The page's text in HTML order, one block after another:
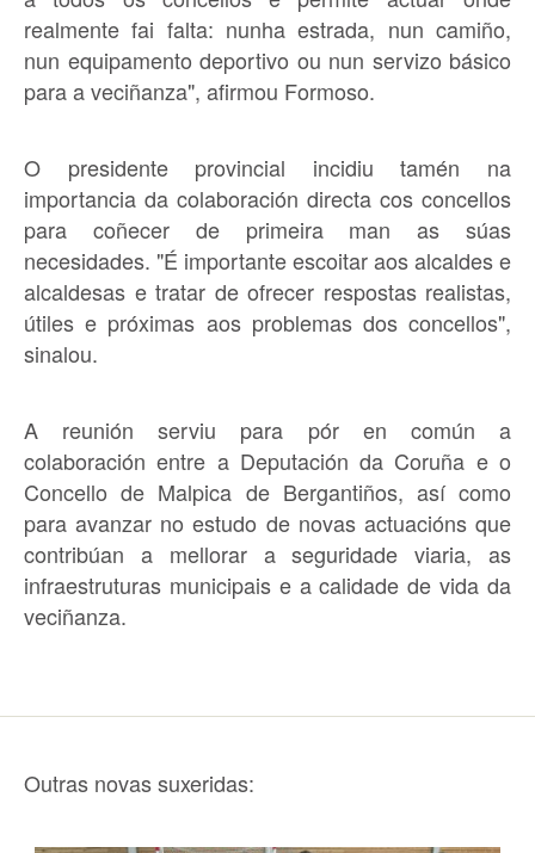
realmente fai falta: nunha estrada, nun camiño,
nun equipamento deportivo ou nun servizo básico
para a veciñanza", afirmou Formoso.
O presidente provincial incidiu tamén na
importancia da colaboración directa cos concellos
para coñecer de primeira man as súas
necesidades. "É importante escoitar aos alcaldes e
alcaldesas e tratar de ofrecer respostas realistas,
útiles e próximas aos problemas dos concellos",
sinalou.
A reunión serviu para pór en común a
colaboración entre a Deputación da Coruña e o
Concello de Malpica de Bergantiños, así como
para avanzar no estudo de novas actuacións que
contribúan a mellorar a seguridade viaria, as
infraestruturas municipais e a calidade de vida da
veciñanza.
Outras novas suxeridas: